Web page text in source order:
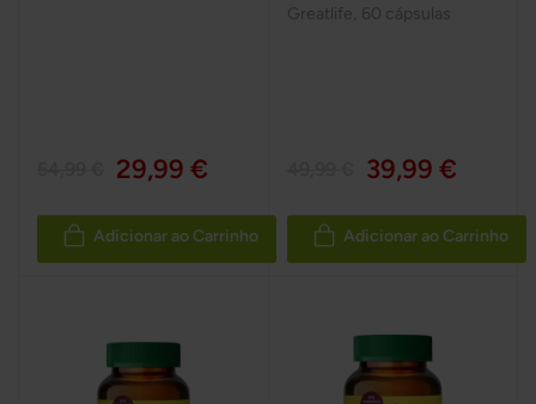
29,99 €
Adicionar ao Carrinho
Greatlife 60 cápsulas
39,99 €
Adicionar ao Carrinho